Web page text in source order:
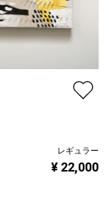
レギュラー
¥ 22,000